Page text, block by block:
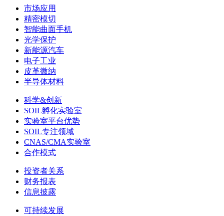
市场应用
精密模切
智能曲面手机
光学保护
新能源汽车
电子工业
皮革微纳
半导体材料
科学&创新
SOIL孵化实验室
实验室平台优势
SOIL专注领域
CNAS/CMA实验室
合作模式
投资者关系
财务报表
信息披露
可持续发展